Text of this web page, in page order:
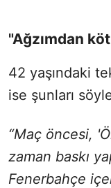
"Ağzımdan
42 yaşındaki
ise şunları
“Maç öncesi,
zaman baskı
Fenerbahçe